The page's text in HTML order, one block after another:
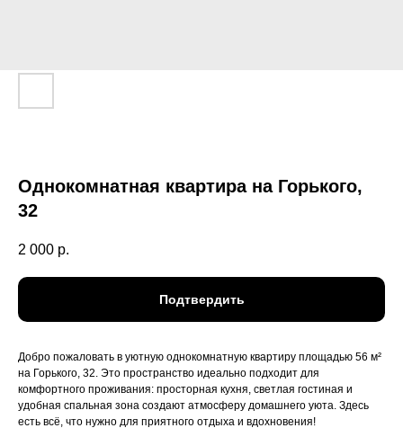
Однокомнатная квартира на Горького,
32
2 000 р.
Подтвердить
Добро пожаловать в уютную однокомнатную квартиру площадью 56 м²
на Горького, 32. Это пространство идеально подходит для
комфортного проживания: просторная кухня, светлая гостиная и
удобная спальная зона создают атмосферу домашнего уюта. Здесь
есть всё, что нужно для приятного отдыха и вдохновения!